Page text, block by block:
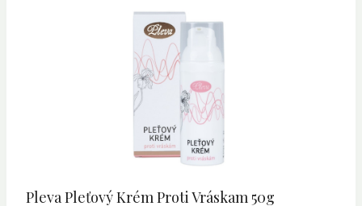
Pleva Pleťový Krém Proti Vráskam 50g